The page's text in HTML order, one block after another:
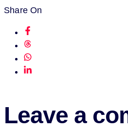
Share On
Leave a